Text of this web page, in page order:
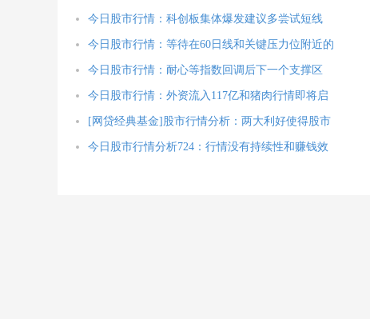
今日股市行情：科创板集体爆发建议多尝试短线
今日股市行情：等待在60日线和关键压力位附近的
今日股市行情：耐心等指数回调后下一个支撑区
今日股市行情：外资流入117亿和猪肉行情即将启
[网贷经典基金]股市行情分析：两大利好使得股市
今日股市行情分析724：行情没有持续性和赚钱效